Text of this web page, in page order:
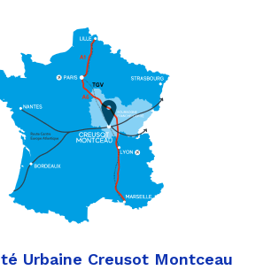
Urbaine Creusot Montceau